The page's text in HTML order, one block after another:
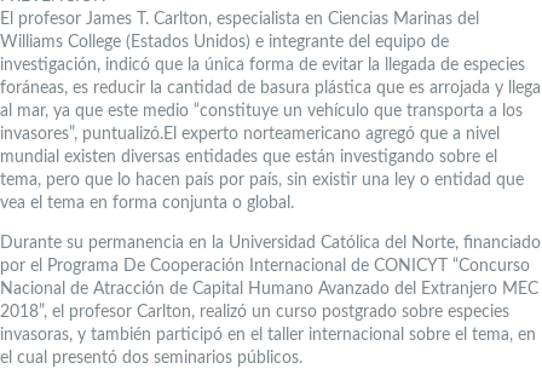
El profesor James T. Carlton, especialista en Ciencias Marinas del
Williams College (Estados Unidos) e integrante del equipo de
investigación, indicó que la única forma de evitar la llegada de especies
foráneas, es reducir la cantidad de basura plástica que es arrojada y llega
al mar, ya que este medio “constituye un vehículo que transporta a los
invasores”, puntualizó.El experto norteamericano agregó que a nivel
mundial existen diversas entidades que están investigando sobre el
tema, pero que lo hacen país por país, sin existir una ley o entidad que
vea el tema en forma conjunta o global.
Durante su permanencia en la Universidad Católica del Norte, financiado
por el Programa De Cooperación Internacional de CONICYT “Concurso
Nacional de Atracción de Capital Humano Avanzado del Extranjero MEC
2018”, el profesor Carlton, realizó un curso postgrado sobre especies
invasoras, y también participó en el taller internacional sobre el tema, en
el cual presentó dos seminarios públicos.